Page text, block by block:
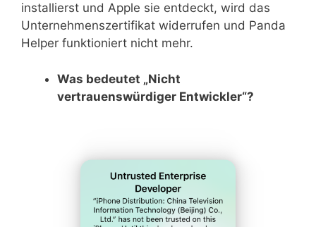
installierst und Apple sie entdeckt, wird das
Unternehmenszertifikat widerrufen und Panda
Helper funktioniert nicht mehr.
Was bedeutet „Nicht
vertrauenswürdiger Entwickler“?